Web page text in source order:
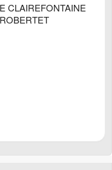
CLAIREFONTAINE